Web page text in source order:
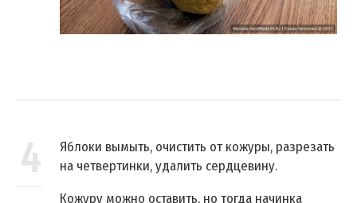
4
Яблоки вымыть, очистить от кожуры, разрезать
на четвертинки, удалить сердцевину.
Кожуру можно оставить, но тогда начинка